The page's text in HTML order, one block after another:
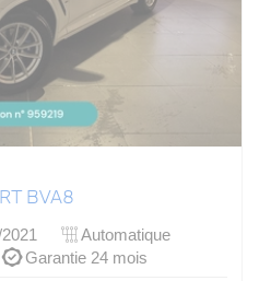
BVA8
Automatique
Garantie 24 mois